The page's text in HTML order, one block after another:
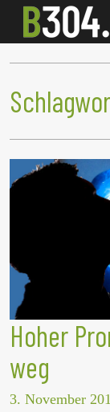
Hoher
weg
3. November